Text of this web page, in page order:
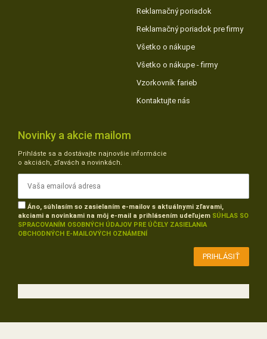
Reklamačný poriadok
Reklamačný poriadok pre firmy
Všetko o nákupe
Všetko o nákupe - firmy
Vzorkovník farieb
Kontaktujte nás
Novinky a akcie mailom
Prihláste sa a dostávajte najnovšie informácie
o akciách, zľavách a novinkách.
Áno, súhlasím so zasielaním e-mailov s aktuálnymi zľavami,
akciami a novinkami na môj e-mail a prihlásením udeľujem SÚHLAS SO
SPRACOVANÍM OSOBNÝCH ÚDAJOV PRE ÚČELY ZASIELANIA
OBCHODNÝCH E-MAILOVÝCH OZNÁMENÍ